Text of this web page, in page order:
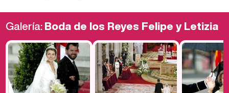
Galería:Boda de los Reyes Felipe y Letizia